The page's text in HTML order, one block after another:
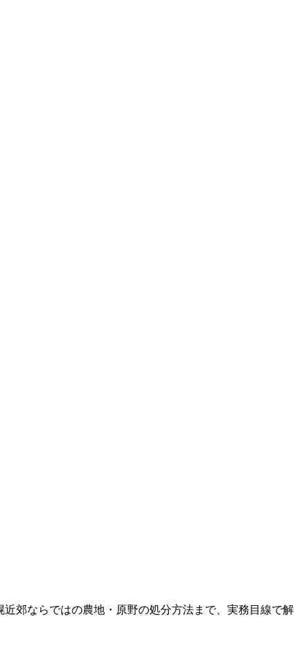
郊ならではの農地・原野の処分方法まで、実務目線で解